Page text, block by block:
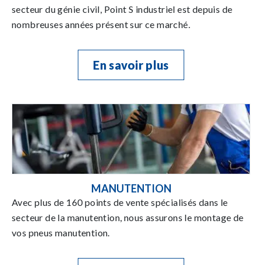
secteur du génie civil, Point S industriel est depuis de
nombreuses années présent sur ce marché.
En savoir plus
MANUTENTION
Avec plus de 160 points de vente spécialisés dans le
secteur de la manutention, nous assurons le montage de
vos pneus manutention.